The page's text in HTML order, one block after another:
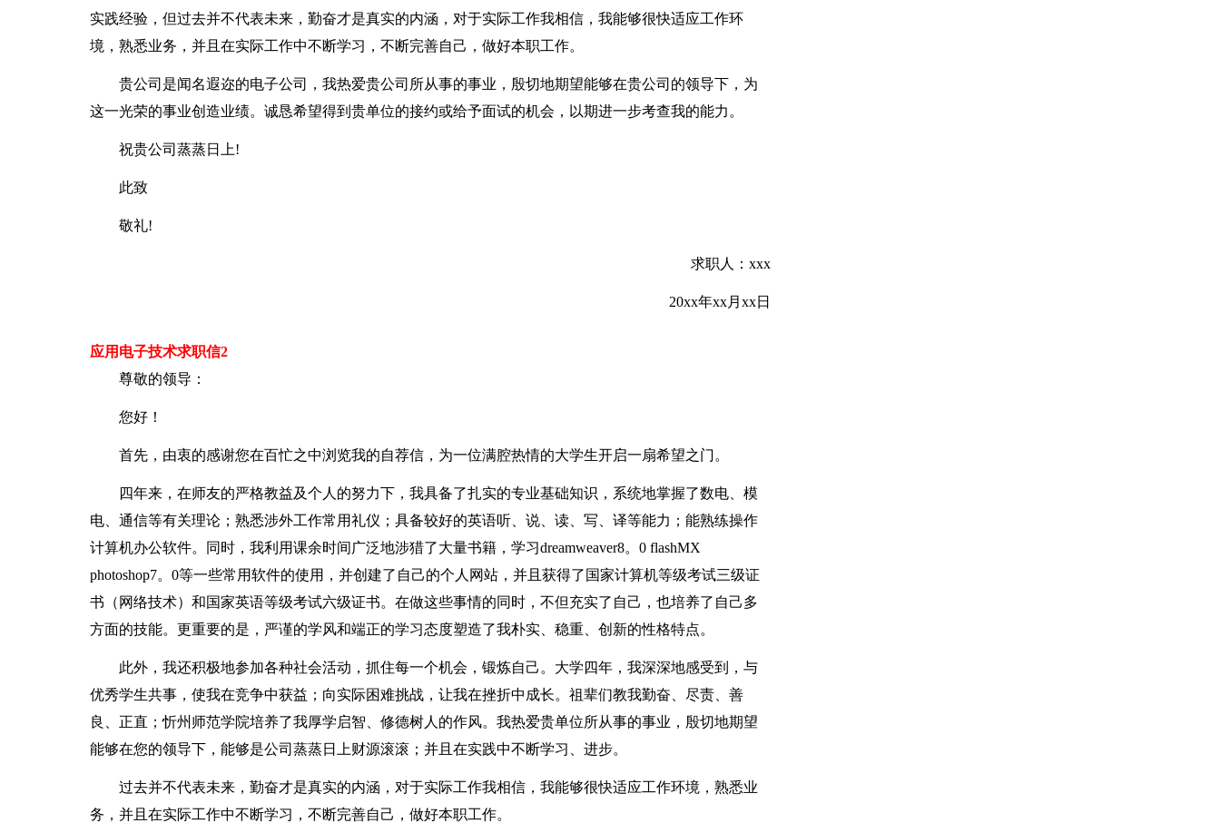
实践经验，但过去并不代表未来，勤奋才是真实的内涵，对于实际工作我相信，我能够很快适应工作环
境，熟悉业务，并且在实际工作中不断学习，不断完善自己，做好本职工作。
贵公司是闻名遐迩的电子公司，我热爱贵公司所从事的事业，殷切地期望能够在贵公司的领导下，为
这一光荣的事业创造业绩。诚恳希望得到贵单位的接约或给予面试的机会，以期进一步考查我的能力。
祝贵公司蒸蒸日上!
此致
敬礼!
求职人：xxx
20xx年xx月xx日
应用电子技术求职信2
尊敬的领导：
您好！
首先，由衷的感谢您在百忙之中浏览我的自荐信，为一位满腔热情的大学生开启一扇希望之门。
四年来，在师友的严格教益及个人的努力下，我具备了扎实的专业基础知识，系统地掌握了数电、模
电、通信等有关理论；熟悉涉外工作常用礼仪；具备较好的英语听、说、读、写、译等能力；能熟练操作
计算机办公软件。同时，我利用课余时间广泛地涉猎了大量书籍，学习dreamweaver8。0 flashMX
photoshop7。0等一些常用软件的使用，并创建了自己的个人网站，并且获得了国家计算机等级考试三级证
书（网络技术）和国家英语等级考试六级证书。在做这些事情的同时，不但充实了自己，也培养了自己多
方面的技能。更重要的是，严谨的学风和端正的学习态度塑造了我朴实、稳重、创新的性格特点。
此外，我还积极地参加各种社会活动，抓住每一个机会，锻炼自己。大学四年，我深深地感受到，与
优秀学生共事，使我在竞争中获益；向实际困难挑战，让我在挫折中成长。祖辈们教我勤奋、尽责、善
良、正直；忻州师范学院培养了我厚学启智、修德树人的作风。我热爱贵单位所从事的事业，殷切地期望
能够在您的领导下，能够是公司蒸蒸日上财源滚滚；并且在实践中不断学习、进步。
过去并不代表未来，勤奋才是真实的内涵，对于实际工作我相信，我能够很快适应工作环境，熟悉业
务，并且在实际工作中不断学习，不断完善自己，做好本职工作。